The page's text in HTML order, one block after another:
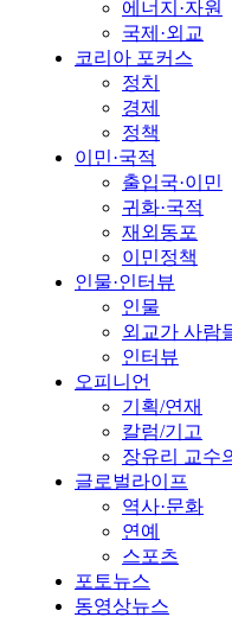
에너지·자원
국제·외교
코리아 포커스
정치
경제
정책
이민·국적
출입국·이민
귀화·국적
재외동포
이민정책
인물·인터뷰
인물
외교가 사람
인터뷰
오피니언
기획/연재
칼럼/기고
장유리 교수
글로벌라이프
역사·문화
연예
스포츠
포토뉴스
동영상뉴스